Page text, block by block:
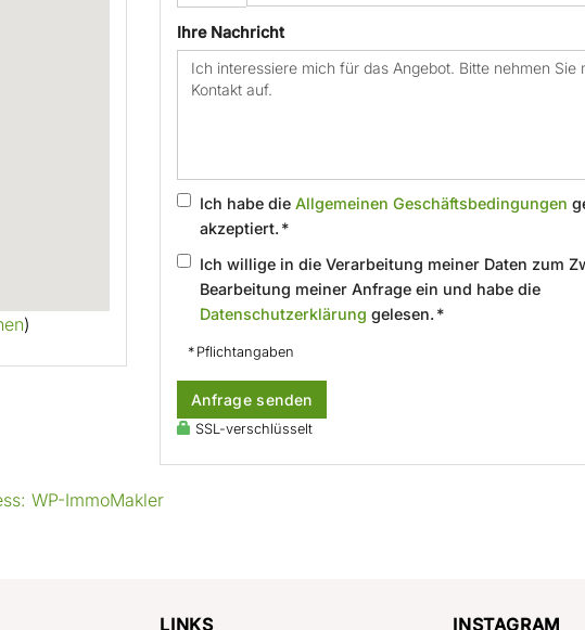
)
Ihre Nachricht
Ich habe die Allgemeinen Geschäftsbedingungen
akzeptiert. *
Ich willige in die Verarbeitung meiner Daten zum
Bearbeitung meiner Anfrage ein und habe die
Datenschutzerklärung gelesen. *
* Pflichtangaben
Anfrage senden
SSL-verschlüsselt
WP-ImmoMakler
LINKS INSTAGRAM